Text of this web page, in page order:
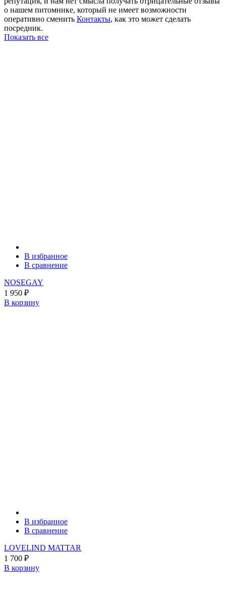
о нашем питомнике, который не имеет возможности
оперативно сменить Контакты, как это может сделать
посредник.
Показать все
В избранное
В сравнение
NOSEGAY
1 950 ₽
В корзину
В избранное
В сравнение
LOVELIND MATTAR
1 700 ₽
В корзину